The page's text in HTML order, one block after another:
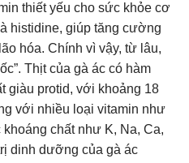
thiết yếu cho sức khỏe cơ
histidine, giúp tăng cường
hóa. Chính vì vậy, từ lâu,
Thịt của gà ác có hàm
giàu protid, với khoảng 18
với nhiều loại vitamin như
chất như K, Na, Ca,
dinh dưỡng của gà ác